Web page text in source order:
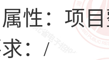
性：项
：/